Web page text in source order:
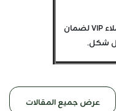
الشركة تقدم مرونة خاصة للعملاء VIP لضمان
شكل.
عرض جميع المقالات